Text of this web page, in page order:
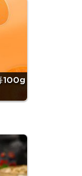
100g